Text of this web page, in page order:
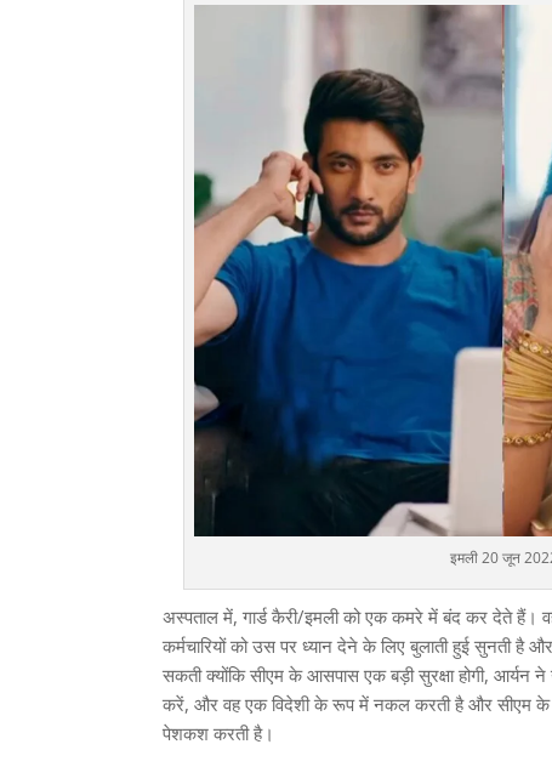
इमली 20 जून
अस्पताल में, गार्ड कैरी/इमली को एक कमरे में बंद कर देते
कर्मचारियों को उस पर ध्यान देने के लिए बुलाती हुई सुनती है
सकती क्योंकि सीएम के आसपास एक बड़ी सुरक्षा होगी, आर्यन
करें, और वह एक विदेशी के रूप में नकल करती है और सीएम के
पेशकश करती है।